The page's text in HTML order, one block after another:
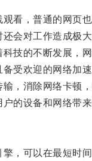
，普通的网页也
会对工作造成极大
的不断发展，网
受欢迎的网络加速
消除网络卡顿，
设备和网络带来
可以在最短时间